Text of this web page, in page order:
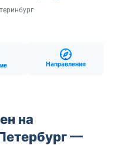
Направления
на
—